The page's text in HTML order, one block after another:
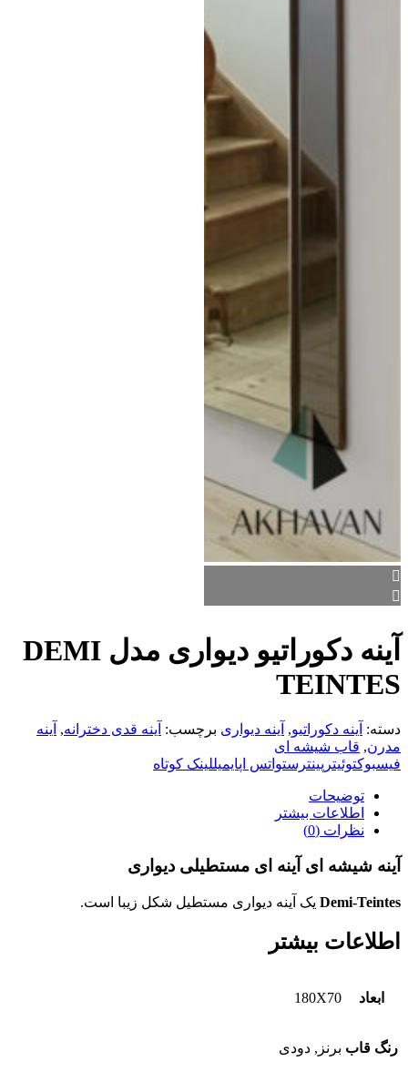
آینه دکوراتیو دیواری مدل DEMI
TEINTES
دسته: آینه دکوراتیو, آینه دیواری برچسب: آینه قدی دخترانه, آینه
مدرن, قاب شیشه ای
فیسبوکتوئیتر پینترستواتس اپایمیللینک کوتاه
توضیحات
اطلاعات بیشتر
نظرات (0)
آینه شیشه ای آینه ای مستطیلی دیواری
Demi-Teintes یک آینه دیواری مستطیل شکل زیبا است.
اطلاعات بیشتر
ابعاد 180X70
رنگ قاب برنز, دودی